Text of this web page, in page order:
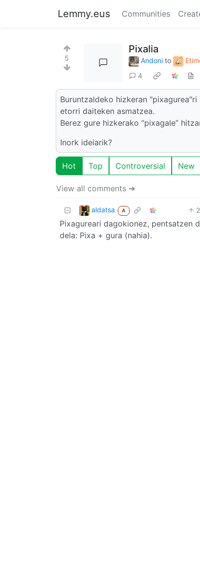
Lemmy.eus Communities
5
Pixalia
Andoni to
4
Buruntzaldeko hizkeran
etorri daiteken asmatzea.
Berez gure hizkerako “pixagale”
Inork ideiarik?
Hot Top Controversial New
View all comments ➔
aldatsa A 2
Pixagureari dagokionez, pentsatzen
dela: Pixa + gura (nahia).